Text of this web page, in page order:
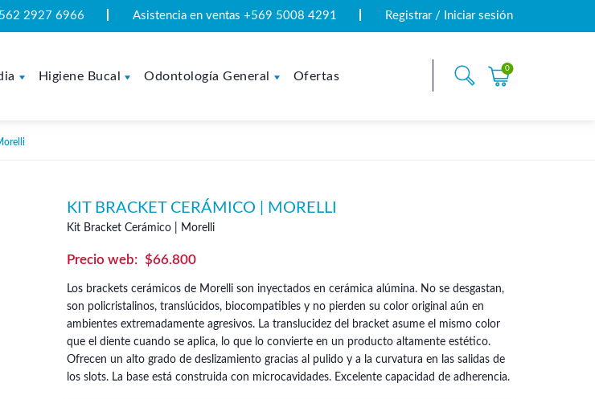
2927 6966 Asistencia en ventas +569 5008 4291 Registrar / Iniciar sesión
Higiene Bucal Odontología General Ofertas
0
KIT BRACKET CERÁMICO | MORELLI
Kit Bracket Cerámico | Morelli
$66.800
Los brackets cerámicos de Morelli son inyectados en cerámica alúmina. No se desgastan,
son policristalinos, translúcidos, biocompatibles y no pierden su color original aún en
ambientes extremadamente agresivos. La translucidez del bracket asume el mismo color
que el diente cuando se aplica, lo que lo convierte en un producto altamente estético.
Ofrecen un alto grado de deslizamiento gracias al pulido y a la curvatura en las salidas de
los slots. La base está construida con microcavidades. Excelente capacidad de adherencia.